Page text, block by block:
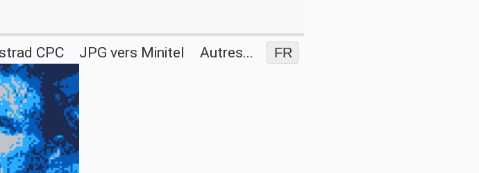
CPC JPG vers Minitel Autres... FR